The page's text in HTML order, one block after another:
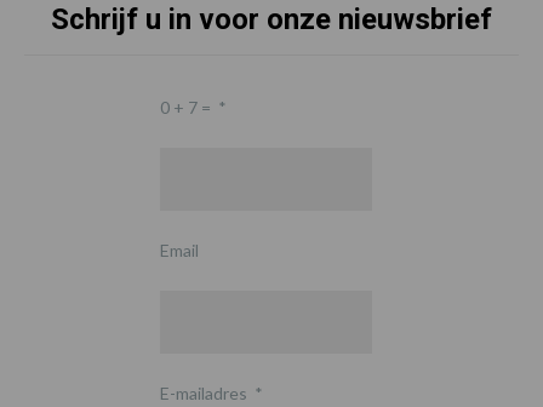
Schrijf u in voor onze nieuwsbrief
0 + 7 = *
Email
E-mailadres *